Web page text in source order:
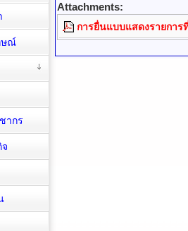
Attachments:
การยื่นแบบแสดงรายกา
ษณ์
ากร